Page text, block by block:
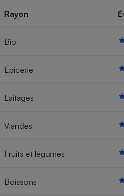
Rayon
Bio
Épicerie
Laitages
Viandes
Fruits et légumes
Boissons